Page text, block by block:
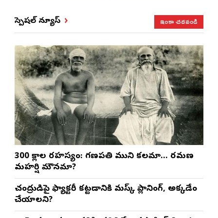
స్పెషల్ న్యూస్ ఇంకా చదవండి
300 శ్లోకాల రహస్యం: గణపతి ముని కలమా… రమణ
మహర్షి మౌనమా?
చంద్రుడిపై ఫ్యాక్టరీ కట్టడానికి మస్క్ ప్లానింగ్, అక్కడేం
చేయాలని?